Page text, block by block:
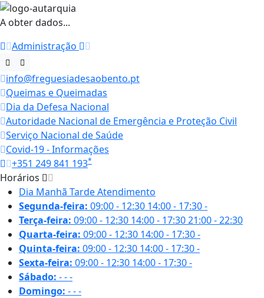
A obter dados...
Administração
info@freguesiadesaobento.pt
Queimas e Queimadas
Dia da Defesa Nacional
Autoridade Nacional de Emergência e Proteção Civil
Serviço Nacional de Saúde
Covid-19 - Informações
+351 249 841 193*
Horários
Dia Manhã TardeAtendimento
Segunda-feira: 09:00 - 12:30 14:00 - 17:30-
Terça-feira: 09:00 - 12:30 14:00 - 17:3021:00 - 22:30
Quarta-feira: 09:00 - 12:30 14:00 - 17:30-
Quinta-feira: 09:00 - 12:30 14:00 - 17:30-
Sexta-feira: 09:00 - 12:30 14:00 - 17:30-
Sábado: ---
Domingo: ---